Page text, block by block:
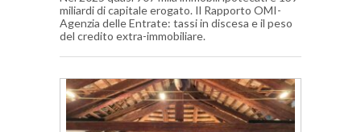
miliardi di capitale erogato. Il Rapporto OMI-
Agenzia delle Entrate: tassi in discesa e il peso
del credito extra-immobiliare.